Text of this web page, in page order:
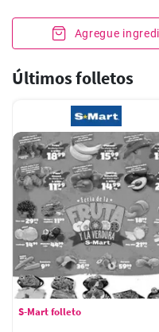
Agregue
Últimos folletos
S-Mart folleto